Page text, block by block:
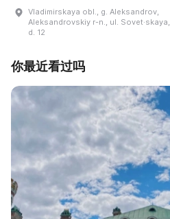
Vladimirskaya obl., g. Aleksandrov,
Aleksandrovskiy r-n., ul. Sovet·skaya,
d. 12
你最近看过吗